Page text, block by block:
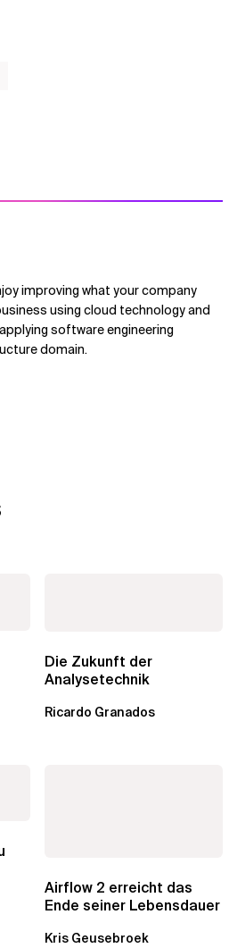
improving what your company
using cloud technology and
software engineering
domain.
Die Zukunft der
Analysetechnik
Ricardo Granados
Airflow 2 erreicht das
Ende seiner Lebensdauer
Kris Geusebroek